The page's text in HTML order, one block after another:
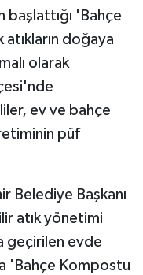
başlattığı 'Bahçe
doğaya
olarak
ev ve bahçe
püf
Belediye Başkanı
atık yönetimi
geçirilen evde
'Bahçe Kompostu